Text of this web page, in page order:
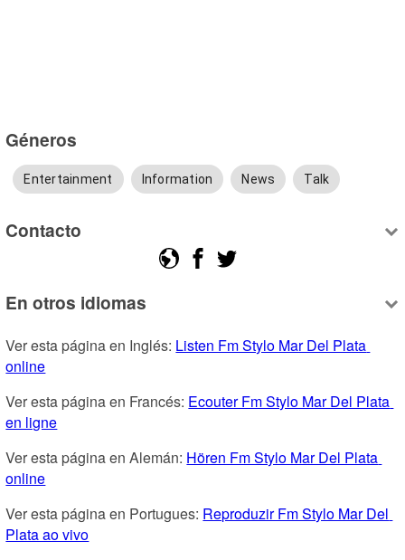
Géneros
Entertainment Information News Talk
Contacto
En otros idiomas
Ver esta página en Inglés: Listen Fm Stylo Mar Del Plata
online
Ver esta página en Francés: Ecouter Fm Stylo Mar Del Plata
en ligne
Ver esta página en Alemán: Hören Fm Stylo Mar Del Plata
online
Ver esta página en Portugues: Reproduzir Fm Stylo Mar Del
Plata ao vivo